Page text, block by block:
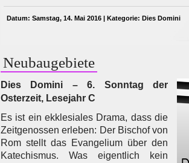
Datum: Samstag, 14. Mai 2016 | Kategorie: Dies Domini
Neubaugebiete
Dies Domini – 6. Sonntag der
Osterzeit, Lesejahr C
Es ist ein ekklesiales Drama, dass die
Zeitgenossen erleben: Der Bischof von
Rom stellt das Evangelium über den
Katechismus. Was eigentlich kein